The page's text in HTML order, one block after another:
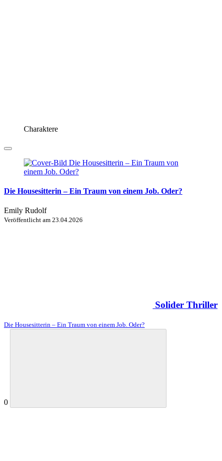
Charaktere
Die Housesitterin – Ein Traum von einem Job. Oder?
Emily Rudolf
Veröffentlicht am 23.04.2026
Solider Thriller
Die Housesitterin – Ein Traum von einem Job. Oder?
0